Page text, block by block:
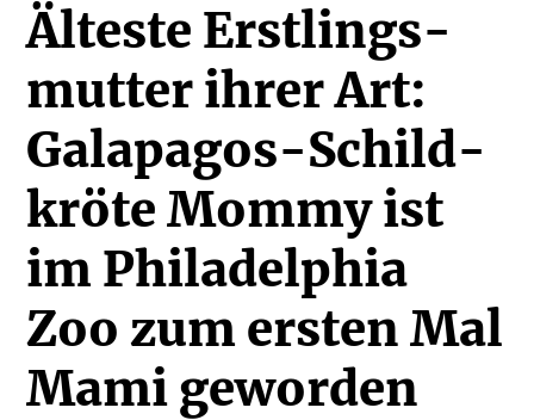
Älteste Erstlings­
mutter ihrer Art:
Galapagos-Schild­
kröte Mommy ist
im Philadelphia
Zoo zum ersten Mal
Mami geworden